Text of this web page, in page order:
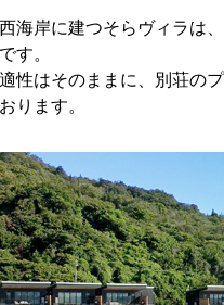
海岸に建つそらヴィラは
す。
性はそのままに、別荘の
ります。